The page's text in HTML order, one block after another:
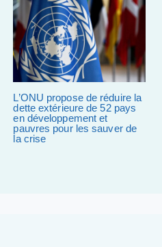
L’ONU propose de réduire la
dette extérieure de 52 pays
en développement et
pauvres pour les sauver de
la crise